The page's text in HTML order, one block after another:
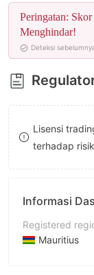
6
7
8
9
5
6
7
8
9
7
8
9
Peringatan:
Menghindar!
Deteksi
Lisensi
terhadap
Informasi
Registered
Mauritius